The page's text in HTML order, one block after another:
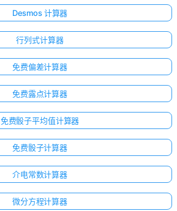
Desmos 计算器
行列式计算器
免费偏差计算器
免费露点计算器
免费骰子平均值计算器
免费骰子计算器
介电常数计算器
微分方程计算器